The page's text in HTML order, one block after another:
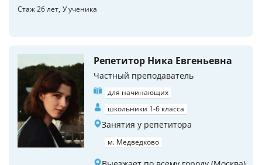
Стаж 26 лет У ученика
Репетитор Ника Евгеньевна
Частный преподаватель
для начинающих
школьники 1-6 класса
Занятия у репетитора
м. Медведково